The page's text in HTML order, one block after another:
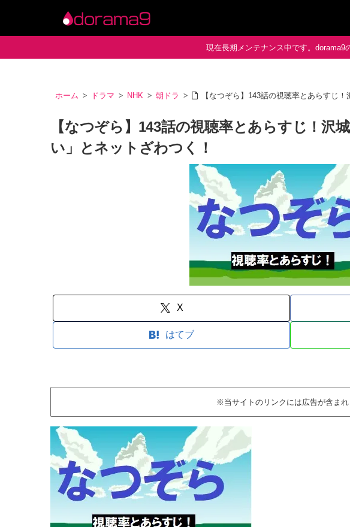
現在長期メンテナンス中です。dorama9
ホーム ドラマ NHK 朝ドラ 【なつぞら】143話の視聴率とあらすじ
【なつぞら】143話の視聴率とあらすじ！沢
い」とネットざわつく！
X
はてブ
※当サイトのリンクには広告が含まれ